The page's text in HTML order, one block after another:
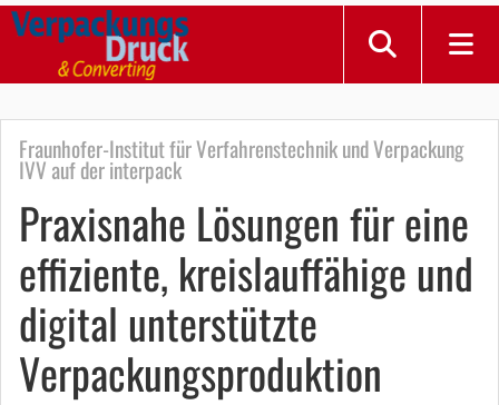
Fraunhofer-Institut für Verfahrenstechnik und Verpackung
IVV auf der interpack
Praxisnahe Lösungen für eine
effiziente, kreislauffähige und
digital unterstützte
Verpackungsproduktion